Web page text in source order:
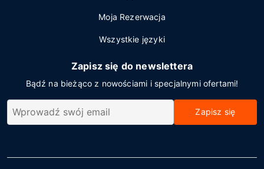
Moja Rezerwacja
Wszystkie języki
Zapisz się do newslettera
Bądź na bieżąco z nowościami i specjalnymi ofertami!
Zapisz się